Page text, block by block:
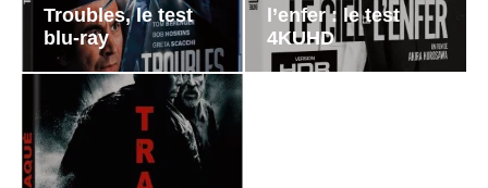
Troubles, le test
blu-ray
l’enfer : le test
4KUHD